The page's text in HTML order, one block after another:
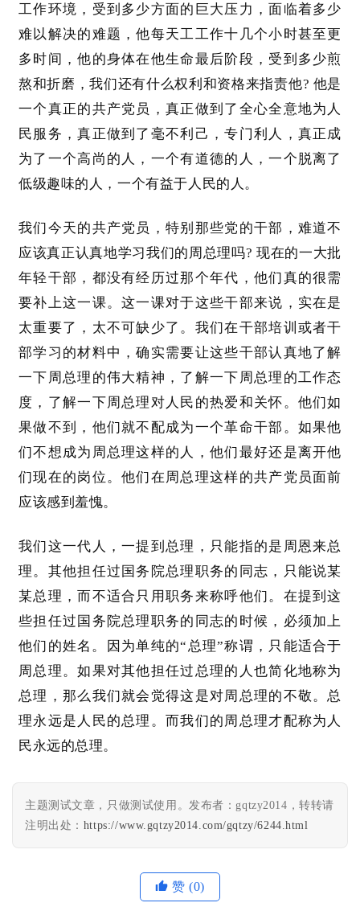
首
页
文
分
类
题
列
表
快
讯
更
多
页
面
工作环境，受到多少方面的巨大压力，面临着多少
难以解决的难题，他每天工工作十几个小时甚至更
多时间，他的身体在他生命最后阶段，受到多少煎
熬和折磨，我们还有什么权利和资格来指责他? 他是
一个真正的共产党员，真正做到了全心全意地为人
民服务，真正做到了毫不利己，专门利人，真正成
为了一个高尚的人，一个有道德的人，一个脱离了
低级趣味的人，一个有益于人民的人。
我们今天的共产党员，特别那些党的干部，难道不
应该真正认真地学习我们的周总理吗? 现在的一大批
年轻干部，都没有经历过那个年代，他们真的很需
要补上这一课。这一课对于这些干部来说，实在是
太重要了，太不可缺少了。我们在干部培训或者干
部学习的材料中，确实需要让这些干部认真地了解
一下周总理的伟大精神，了解一下周总理的工作态
度，了解一下周总理对人民的热爱和关怀。他们如
果做不到，他们就不配成为一个革命干部。如果他
们不想成为周总理这样的人，他们最好还是离开他
们现在的岗位。他们在周总理这样的共产党员面前
应该感到羞愧。
我们这一代人，一提到总理，只能指的是周恩来总
理。其他担任过国务院总理职务的同志，只能说某
某总理，而不适合只用职务来称呼他们。在提到这
些担任过国务院总理职务的同志的时候，必须加上
他们的姓名。因为单纯的“总理”称谓，只能适合于
周总理。如果对其他担任过总理的人也简化地称为
总理，那么我们就会觉得这是对周总理的不敬。总
理永远是人民的总理。而我们的周总理才配称为人
民永远的总理。
主题测试文章，只做测试使用。发布者：gqtzy2014，转转请
注明出处： https://www.gqtzy2014.com/gqtzy/6244.html
赞 (0)